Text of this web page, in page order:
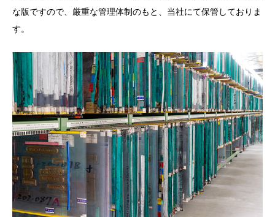
な版ですので、厳重な管理体制のもと、当社にて保管しておりま
す。